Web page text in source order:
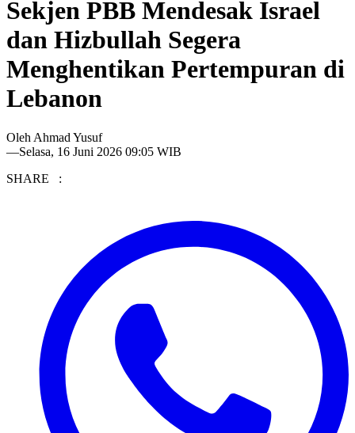
Sekjen PBB Mendesak Israel
dan Hizbullah Segera
Menghentikan Pertempuran di
Lebanon
Oleh Ahmad Yusuf
—Selasa, 16 Juni 2026 09:05 WIB
SHARE :